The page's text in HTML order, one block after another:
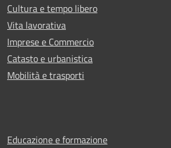
Cultura e tempo libero
Vita lavorativa
Imprese e Commercio
Catasto e urbanistica
Mobilità e trasporti
Educazione e formazione